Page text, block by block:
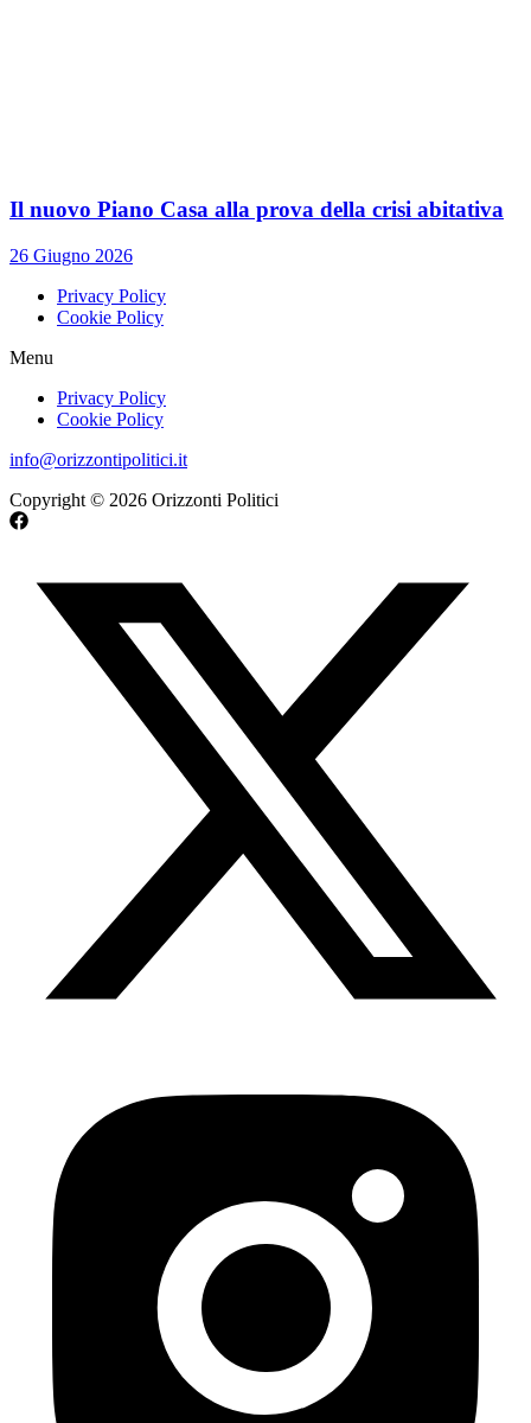
Il nuovo Piano Casa alla prova della crisi abitativa
26 Giugno 2026
Privacy Policy
Cookie Policy
Menu
Privacy Policy
Cookie Policy
info@orizzontipolitici.it
Copyright © 2026 Orizzonti Politici